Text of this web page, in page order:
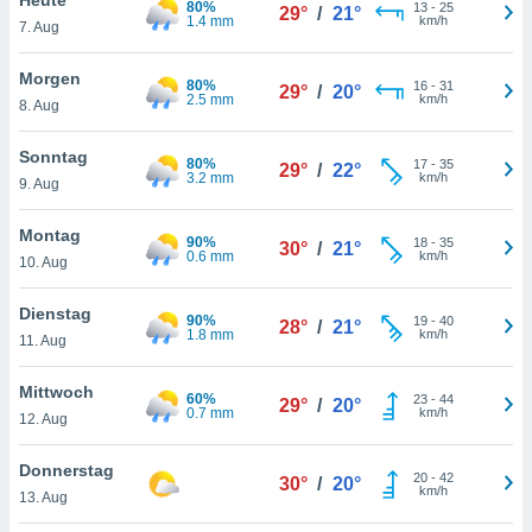
oder
Partner
es uns
das
der
Profil zu
Ihnen
finden
. Sie
jederzeit
Rand
7. Aug
80%
1.4 mm
29° / 21° 13- 25
km/h
Morgen
8. Aug
80%
2.5 mm
29° / 20° 16- 31
km/h
Sonntag
9. Aug
80%
3.2 mm
29° / 22° 17- 35
km/h
Montag
10. Aug
90%
0.6 mm
30° / 21° 18- 35
km/h
Dienstag
11. Aug
90%
1.8 mm
28° / 21° 19- 40
km/h
Mittwoch
12. Aug
60%
0.7 mm
29° / 20° 23- 44
km/h
Donnerstag
13. Aug
30° / 20° 20- 42
km/h